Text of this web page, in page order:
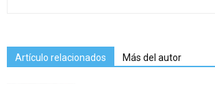
Artículo relacionados Más del autor